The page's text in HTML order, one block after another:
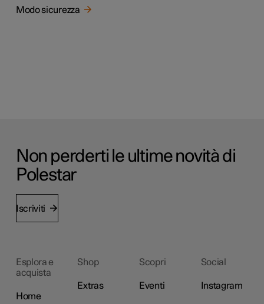
Modo sicurezza
Non perderti le ultime novità di
Polestar
Iscriviti
Esplora e
acquista
Home
Shop
Extras
Scopri
Eventi
Social
Instagram